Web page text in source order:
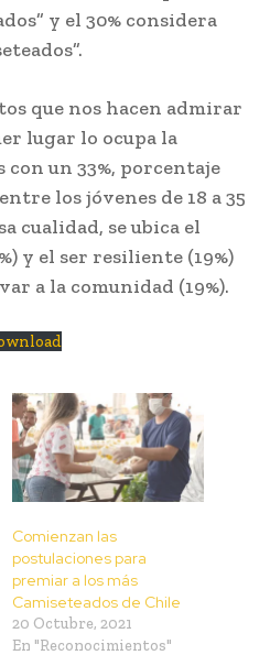
y el 30% considera
que nos hacen admirar
lugar lo ocupa la
con un 33%, porcentaje
los jóvenes de 18 a 35
cualidad, se ubica el
y el ser resiliente (19%)
a la comunidad (19%).
Comienzan las
postulaciones para
premiar a los más
Camiseteados de Chile
20 Octubre, 2021
En "Reconocimientos"